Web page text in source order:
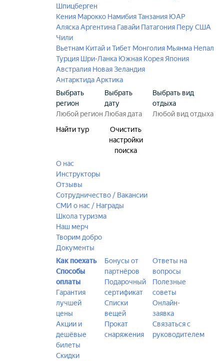
Шпицберген
Кения Марокко НамибияТанзания ЮАР
АляскаАргентина Гавайи Патагония Перу США
Чили
Вьетнам Китай и Тибет Монголия Мьянма Непал
Турция Шри-Ланка Южная Корея Япония
Австралия Новая Зеландия
АнтарктидаАрктика
Выбрать
регион
Выбрать
дату
Выбрать вид
отдыха
Найти тур
Очистить
настройки
поиска
О нас
Инструкторы
Отзывы
Сотрудничество / Вакансии
СМИ о нас / Награды
Школа туризма
Наш мерч
Творим добро
Документы
Как поехать
Способы
оплаты
Гарантия
лучшей
цены
Акции и
дешёвые
билеты
Скидки
Бонусы от
партнёров
Подарочный
сертификат
Списки
вещей
Прокат
снаряжения
Ответы на
вопросы
Полезные
советы
Онлайн-
заявка
Связаться с
руководителем